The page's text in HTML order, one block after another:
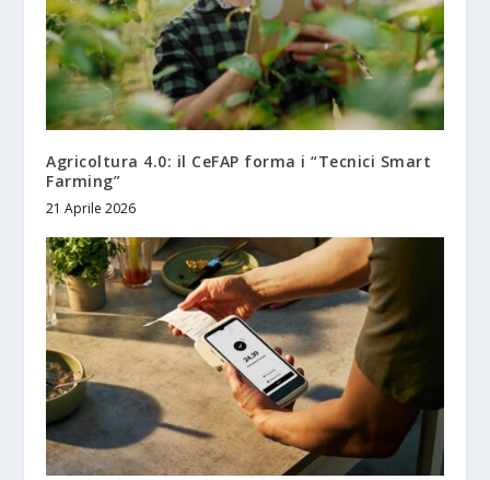
Agricoltura 4.0: il CeFAP forma i “Tecnici Smart
Farming”
21 Aprile 2026